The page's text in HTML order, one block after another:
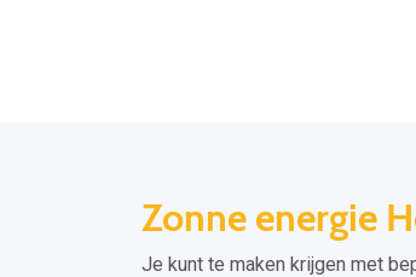
Zonne energie
Je kunt te maken krijgen met